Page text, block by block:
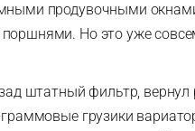
продувочными
Но это уже
штатный фильтр,
грузики